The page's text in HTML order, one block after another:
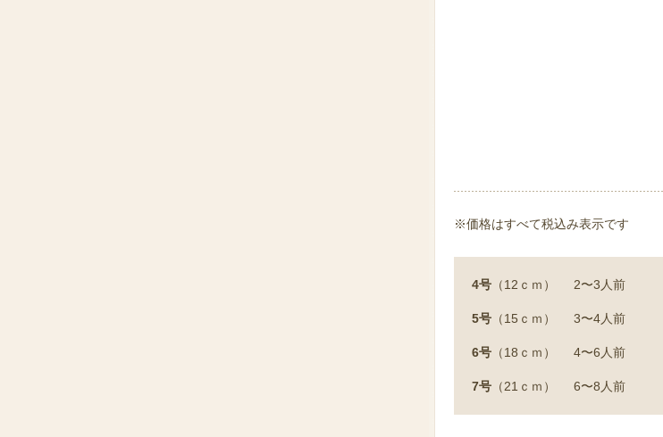
※価格はすべて税込み表示です
4号 （12ｃｍ） 2〜3人前
5号 （15ｃｍ） 3〜4人前
6号 （18ｃｍ） 4〜6人前
7号 （21ｃｍ） 6〜8人前